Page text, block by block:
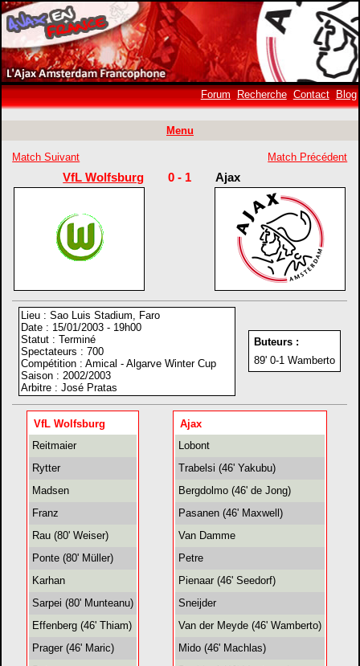
Forum Recherche Contact Blog
Menu
Match Suivant Match Précédent
VfL Wolfsburg 0 - 1 Ajax
Lieu : Sao Luis Stadium, Faro
Date : 15/01/2003 - 19h00
Statut : Terminé
Spectateurs : 700
Compétition : Amical - Algarve Winter Cup
Saison : 2002/2003
Arbitre : José Pratas
Buteurs :
89' 0-1 Wamberto
VfL Wolfsburg
Reitmaier
Rytter
Madsen
Franz
Rau (80' Weiser)
Ponte (80' Müller)
Karhan
Sarpei (80' Munteanu)
Effenberg (46' Thiam)
Prager (46' Maric)
Ajax
Lobont
Trabelsi (46' Yakubu)
Bergdolmo (46' de Jong)
Pasanen (46' Maxwell)
Van Damme
Petre
Pienaar (46' Seedorf)
Sneijder
Van der Meyde (46' Wamberto)
Mido (46' Machlas)